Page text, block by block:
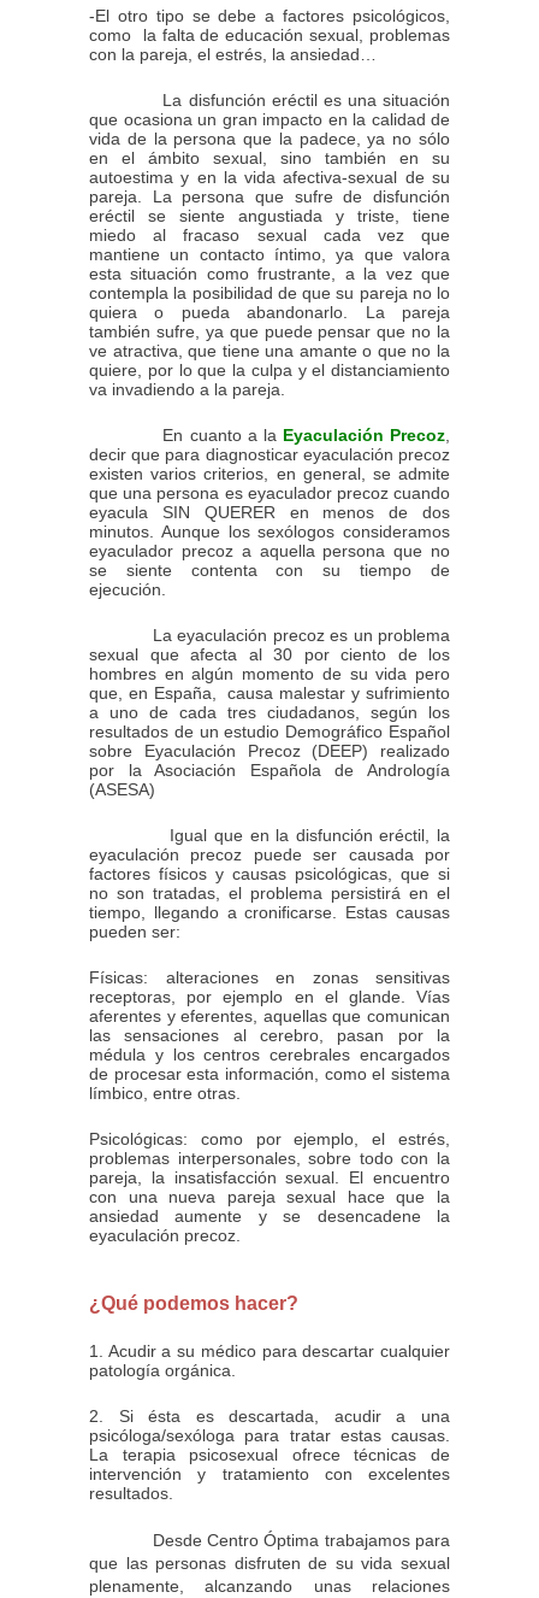
-El otro tipo se debe a factores psicológicos,
como
la falta de educación sexual, problemas
con la pareja, el estrés, la ansiedad…
La disfunción eréctil es una situación
que ocasiona un gran impacto en la calidad de
vida de la persona que la padece, ya no sólo
en el ámbito sexual, sino también en su
autoestima y en la vida afectiva-sexual de su
pareja. La persona que sufre de disfunción
eréctil se siente angustiada y triste, tiene
miedo al fracaso sexual cada vez que
mantiene un contacto íntimo, ya que valora
esta situación como frustrante, a la vez que
contempla la posibilidad de que su pareja no lo
quiera o pueda abandonarlo. La pareja
también sufre, ya que puede pensar que no la
ve atractiva, que tiene una amante o que no la
quiere, por lo que la culpa y el distanciamiento
va invadiendo a la pareja.
En cuanto a la Eyaculación Precoz
decir que para diagnosticar eyaculación precoz
existen varios criterios, en general, se admite
que una persona es eyaculador precoz cuando
eyacula SIN QUERER en menos de dos
minutos. Aunque los sexólogos consideramos
eyaculador precoz a aquella persona que no
se siente contenta con su tiempo de
ejecución.
La eyaculación precoz es un problema
sexual que afecta al 30 por ciento de los
hombres en algún momento de su vida pero
que, en España,
causa malestar y sufrimiento
a uno de cada tres ciudadanos, según los
resultados de un estudio Demográfico Español
sobre Eyaculación Precoz (DEEP) realizado
por la Asociación Española de Andrología
(ASESA)
Igual que en la disfunción eréctil, la
eyaculación precoz puede ser causada por
factores físicos y causas psicológicas, que si
no son tratadas, el problema persistirá en el
tiempo, llegando a cronificarse. Estas causas
pueden ser:
Físicas: alteraciones en zonas sensitivas
receptoras, por ejemplo en el glande. Vías
aferentes y eferentes, aquellas que comunican
las sensaciones al cerebro, pasan por la
médula y los centros cerebrales encargados
de procesar esta información, como el sistema
límbico, entre otras.
Psicológicas: como por ejemplo, el estrés,
problemas interpersonales, sobre todo con la
pareja, la insatisfacción sexual. El encuentro
con una nueva pareja sexual hace que la
ansiedad aumente y se desencadene la
eyaculación precoz.
¿Qué podemos hacer?
1. Acudir a su médico para descartar cualquier
patología orgánica.
2. Si ésta es descartada, acudir a una
psicóloga/sexóloga para tratar estas causas.
La terapia psicosexual ofrece técnicas de
intervención y tratamiento con excelentes
resultados.
Desde Centro Óptima trabajamos para
que las personas disfruten de su vida sexual
plenamente, alcanzando unas relaciones